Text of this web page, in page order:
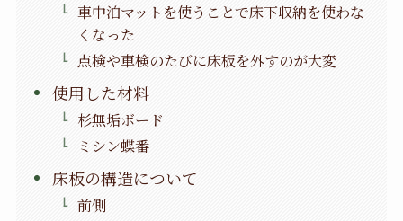
車中泊マットを使うことで床下収納を使わな
くなった
点検や車検のたびに床板を外すのが大変
使用した材料
杉無垢ボード
ミシン蝶番
床板の構造について
前側